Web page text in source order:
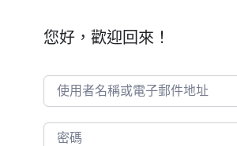
您好，歡迎回來！